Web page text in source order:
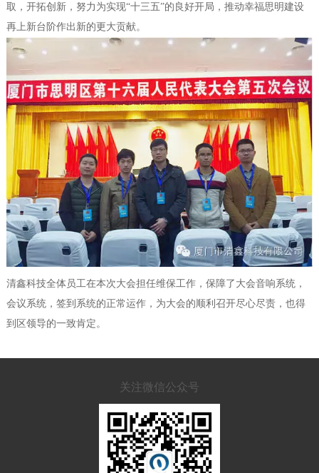
取，开拓创新，努力为实现“十三五”的良好开局，推动幸福思明建设
再上新台阶作出新的更大贡献。
清鑫科技全体员工在本次大会担任维保工作，保障了大会音响系统，
会议系统，签到系统的正常运作，为大会的顺利召开尽心尽责，也得
到区领导的一致肯定。
关注微信公众号